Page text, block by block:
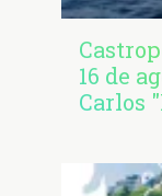
16 de
Carlos